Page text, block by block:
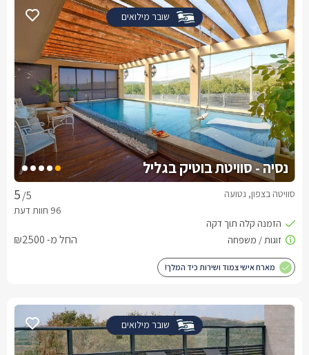
שובר מילואים
נסיה - סוויטת בוטיק בגליל
/5 סוויטה בצפון, נטועה
החל מ- ₪2500
מארח אישי צמוד ושירות כיד המלך!
שובר מילואים